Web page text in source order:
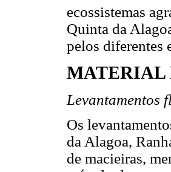
ecossistemas
Quinta da
pelos diferentes
MATERIAL
Levantamentos
Os
da Alagoa,
de macieiras,